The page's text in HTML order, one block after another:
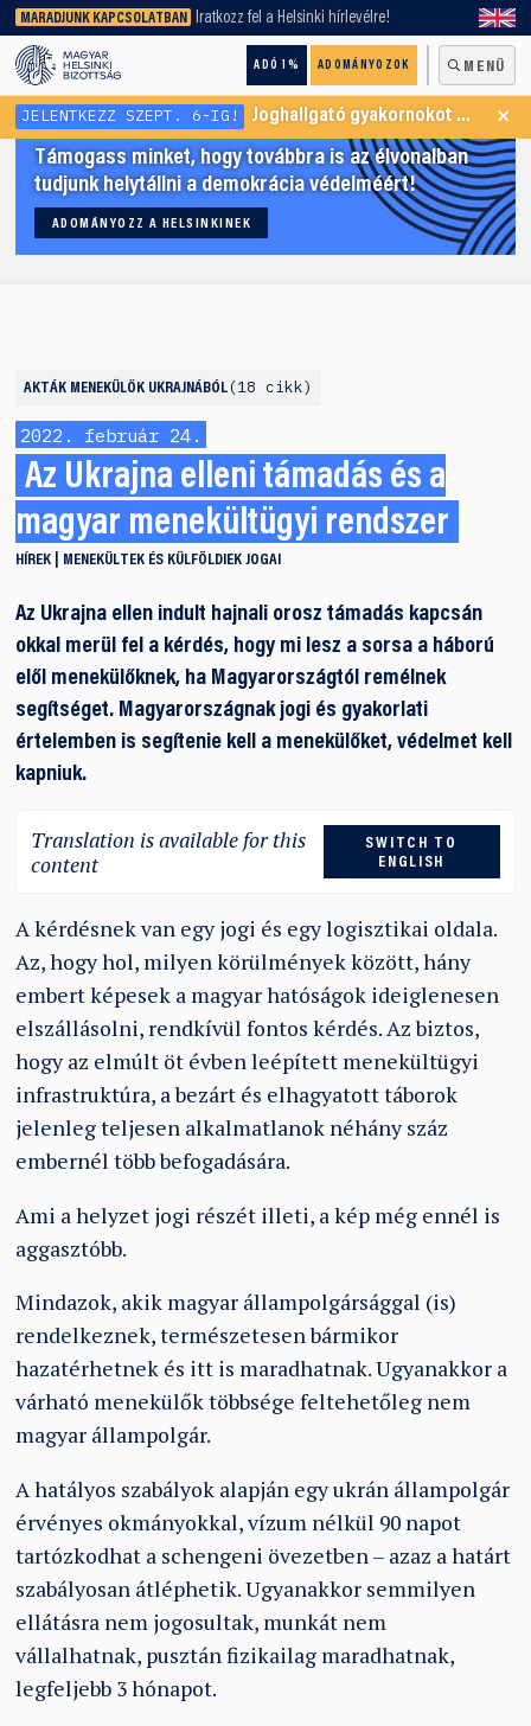
MARADJUNK KAPCSOLATBAN Iratkozz fel a Helsinki hírlevélre!
ADÓ 1% ADOMÁNYOZOK MENÜ
keresőnket!
JELENTKEZZ SZEPT. 6-IG! Joghallgató gyakornokot keresünk Menekültügyi Programunkba ×
Támogass minket, hogy továbbra is az élvonalban
tudjunk helytállni a demokrácia védelméért!
ADOMÁNYOZZ A HELSINKINEK
AKTÁK MENEKÜLŐK UKRAJNÁBÓL 18 cikk
2022. február 24.
Az Ukrajna elleni támadás és a
magyar menekültügyi rendszer
HÍREK MENEKÜLTEK ÉS KÜLFÖLDIEK JOGAI
Az Ukrajna ellen indult hajnali orosz támadás kapcsán
okkal merül fel a kérdés, hogy mi lesz a sorsa a háború
elől menekülőknek, ha Magyarországtól remélnek
segítséget. Magyarországnak jogi és gyakorlati
értelemben is segítenie kell a menekülőket, védelmet kell
kapniuk.
Translation is available for this
content
SWITCH TO
ENGLISH
A kérdésnek van egy jogi és egy logisztikai oldala.
Az, hogy hol, milyen körülmények között, hány
embert képesek a magyar hatóságok ideiglenesen
elszállásolni, rendkívül fontos kérdés. Az biztos,
hogy az elmúlt öt évben leépített menekültügyi
infrastruktúra, a bezárt és elhagyatott táborok
jelenleg teljesen alkalmatlanok néhány száz
embernél több befogadására.
Ami a helyzet jogi részét illeti, a kép még ennél is
aggasztóbb.
Mindazok, akik magyar állampolgársággal (is)
rendelkeznek, természetesen bármikor
hazatérhetnek és itt is maradhatnak. Ugyanakkor a
várható menekülők többsége feltehetőleg nem
magyar állampolgár.
A hatályos szabályok alapján egy ukrán állampolgár
érvényes okmányokkal, vízum nélkül 90 napot
tartózkodhat a schengeni övezetben – azaz a határt
szabályosan átléphetik. Ugyanakkor semmilyen
ellátásra nem jogosultak, munkát nem
vállalhatnak, pusztán fizikailag maradhatnak,
legfeljebb 3 hónapot.